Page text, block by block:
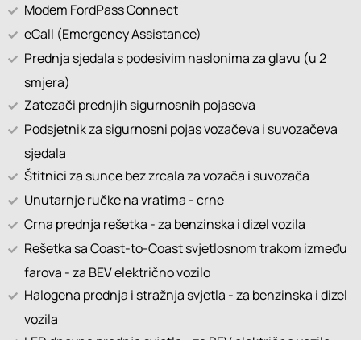
Modem FordPass Connect
eCall (Emergency Assistance)
Prednja sjedala s podesivim naslonima za glavu (u 2
smjera)
Zatezači prednjih sigurnosnih pojaseva
Podsjetnik za sigurnosni pojas vozačeva i suvozačeva
sjedala
Štitnici za sunce bez zrcala za vozača i suvozača
Unutarnje ručke na vratima - crne
Crna prednja rešetka - za benzinska i dizel vozila
Rešetka sa Coast-to-Coast svjetlosnom trakom između
farova - za BEV električno vozilo
Halogena prednja i stražnja svjetla - za benzinska i dizel
vozila